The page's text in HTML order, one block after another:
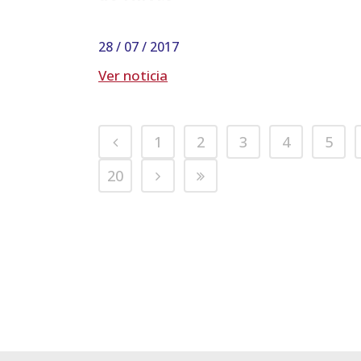
28 / 07 / 2017
Ver noticia
1 2 3 4 5
20